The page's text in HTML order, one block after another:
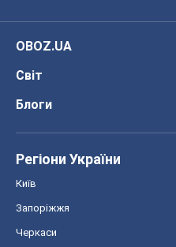
OBOZ.UA
Світ
Блоги
Регіони України
Київ
Запоріжжя
Черкаси